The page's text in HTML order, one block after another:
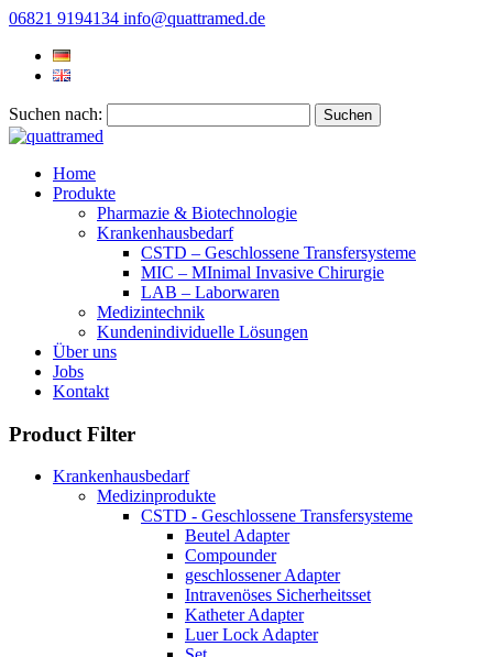
06821 9194134 info@quattramed.de
Suchen nach:
Home
Produkte
Pharmazie & Biotechnologie
Krankenhausbedarf
CSTD – Geschlossene Transfersysteme
MIC – MInimal Invasive Chirurgie
LAB – Laborwaren
Medizintechnik
Kundenindividuelle Lösungen
Über uns
Jobs
Kontakt
Product Filter
Krankenhausbedarf
Medizinprodukte
CSTD - Geschlossene Transfersysteme
Beutel Adapter
Compounder
geschlossener Adapter
Intravenöses Sicherheitsset
Katheter Adapter
Luer Lock Adapter